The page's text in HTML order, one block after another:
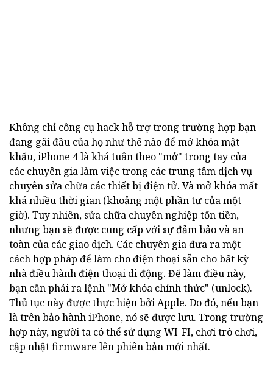
Không chỉ công cụ hack hỗ trợ trong trường hợp bạn
đang gãi đầu của họ như thế nào để mở khóa mật
khẩu, iPhone 4 là khá tuân theo "mở" trong tay của
các chuyên gia làm việc trong các trung tâm dịch vụ
chuyên sửa chữa các thiết bị điện tử. Và mở khóa mất
khá nhiều thời gian (khoảng một phần tư của một
giờ). Tuy nhiên, sửa chữa chuyên nghiệp tốn tiền,
nhưng bạn sẽ được cung cấp với sự đảm bảo và an
toàn của các giao dịch. Các chuyên gia đưa ra một
cách hợp pháp để làm cho điện thoại sẵn cho bất kỳ
nhà điều hành điện thoại di động. Để làm điều này,
bạn cần phải ra lệnh "Mở khóa chính thức" (unlock).
Thủ tục này được thực hiện bởi Apple. Do đó, nếu bạn
là trên bảo hành iPhone, nó sẽ được lưu. Trong trường
hợp này, người ta có thể sử dụng WI-FI, chơi trò chơi,
cập nhật firmware lên phiên bản mới nhất.